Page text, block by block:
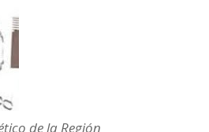
de la Región